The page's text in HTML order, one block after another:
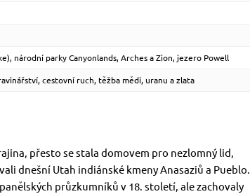
národní parky Canyonlands, Arches a Zion, jezero Powell
cestovní ruch, těžba mědi, uranu a zlata
přesto se stala domovem pro nezlomný lid,
dnešní Utah indiánské kmeny Anasaziů a Pueblo.
průzkumníků v 18. století, ale zachovaly